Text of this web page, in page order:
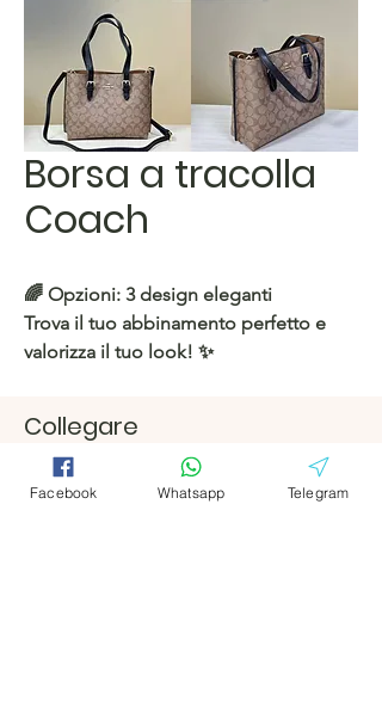
Borsa a tracolla
Coach
🌈 Opzioni: 3 design eleganti
Trova il tuo abbinamento perfetto e
valorizza il tuo look! ✨
Negozio Hacoo
https://c.hacoo.pl/2eg7RJ
Collegare
Facebook
Telegramm
Facebook
Telegramm
Facebook Whatsapp Telegram